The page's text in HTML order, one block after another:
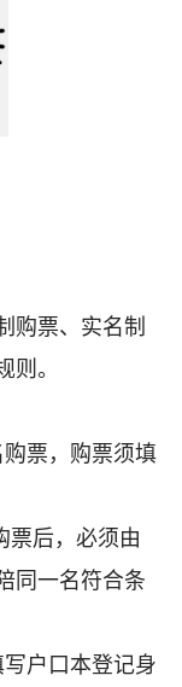
票、实名制
。
票，购票须填
后，必须由
同一名符合条
户口本登记身